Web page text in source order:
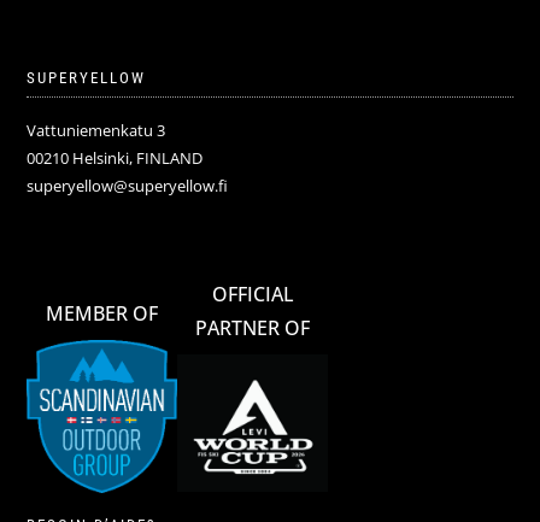
SUPERYELLOW
Vattuniemenkatu 3
00210 Helsinki, FINLAND
superyellow@superyellow.fi
MEMBER OF
OFFICIAL
PARTNER OF